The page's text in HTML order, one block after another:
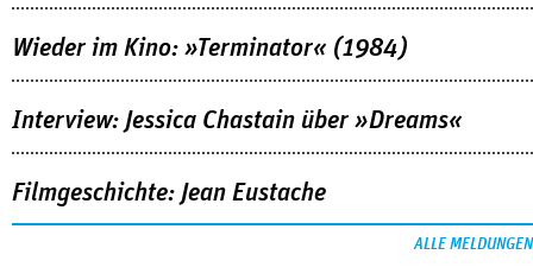
Wieder im Kino: »Terminator« (1984)
Interview: Jessica Chastain über »Dreams«
Filmgeschichte: Jean Eustache
ALLE MELDUNGEN